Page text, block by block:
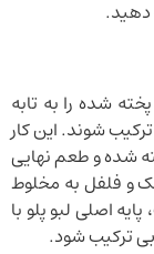
دهید.
شده را به تابه
شوند. این کار
شده و طعم نهایی
و فلفل به مخلوط
اصلی لبو پلو با
ترکیب شود.